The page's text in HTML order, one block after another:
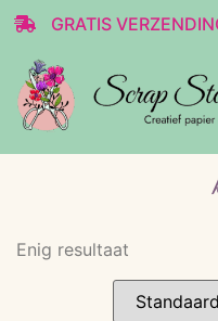
GRATIS
Enig resultaat